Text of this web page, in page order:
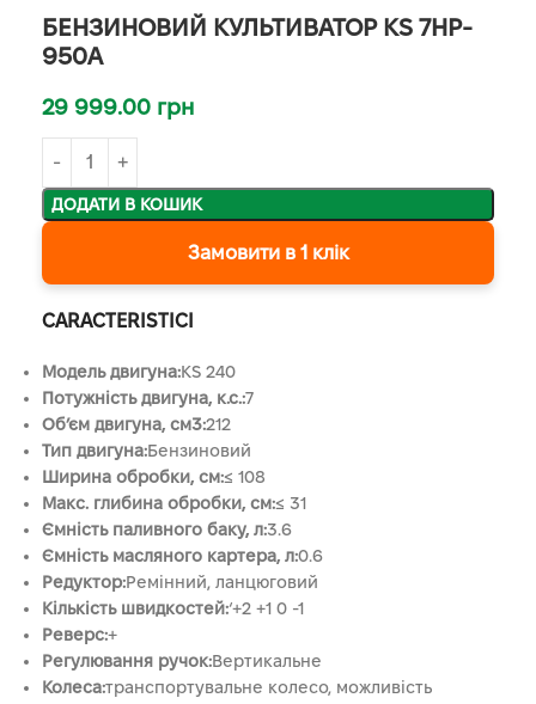
БЕНЗИНОВИЙ КУЛЬТИВАТОР KS 7HP-
950A
29 999.00 грн
ДОДАТИ В КОШИК
Замовити в 1 клік
CARACTERISTICI
Модель двигуна:KS 240
Потужність двигуна, к.с.:7
Об’єм двигуна, см3:212
Тип двигуна:Бензиновий
Ширина обробки, см:≤ 108
Макс. глибина обробки, см:≤ 31
Ємність паливного баку, л:3.6
Ємність масляного картера, л:0.6
Редуктор:Ремінний, ланцюговий
Кількість швидкостей:‘+2 +1 0 -1
Реверс:+
Регулювання ручок:Вертикальне
Колеса:транспортувальне колесо, можливість